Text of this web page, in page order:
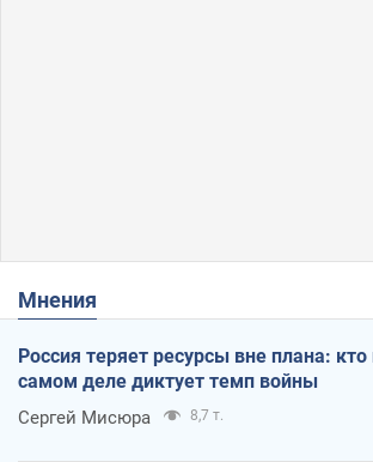
Мнения
Россия теряет ресурсы вне плана: кто
самом деле диктует темп войны
Сергей Мисюра 8,7 т.